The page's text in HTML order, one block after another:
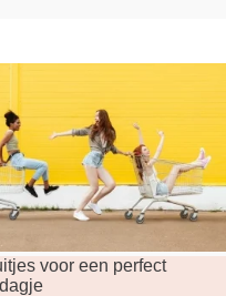
voor een perfect